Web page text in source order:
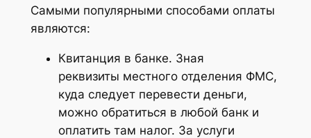
Самыми популярными способами оплаты
являются:
Квитанция в банке. Зная
реквизиты местного отделения ФМС,
куда следует перевести деньги,
можно обратиться в любой банк и
оплатить там налог. За услуги